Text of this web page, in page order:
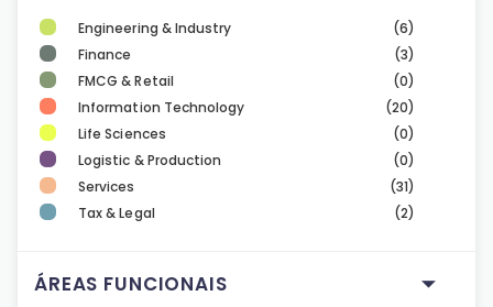
Engineering & Industry
(6)
Finance
(3)
FMCG & Retail
(0)
Information Technology
(20)
Life Sciences
(0)
Logistic & Production
(0)
Services
(31)
Tax & Legal
(2)
ÁREAS FUNCIONAIS